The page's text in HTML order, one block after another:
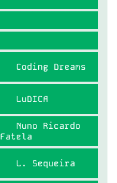
Coding Dreams
LuDICA
Nuno Ricardo
Fatela
L. Sequeira